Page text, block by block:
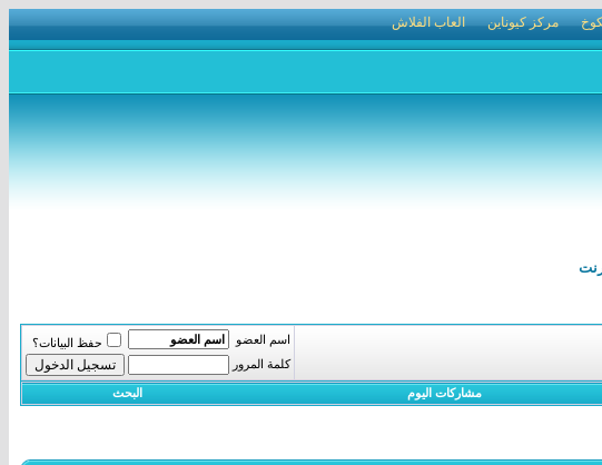
مركز كيوناين العاب الفلاش
اسم العضو
حفظ البيانات؟
كلمة المرور
مشاركات اليوم البحث